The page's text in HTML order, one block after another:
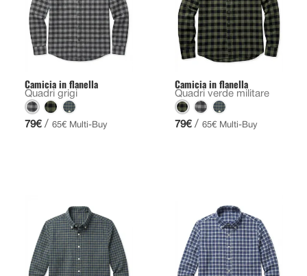
Camicia in flanella
Quadri grigi
79€ / 65€ Multi-Buy
Camicia in flanella
Quadri verde militare
79€ / 65€ Multi-Buy